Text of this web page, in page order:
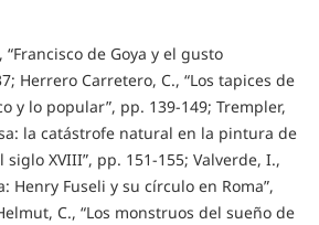
“Francisco de Goya y el gusto
Herrero Carretero, C., “Los tapices de
y lo popular”, pp. 139-149; Trempler,
la catástrofe natural en la pintura de
XVIII”, pp. 151-155; Valverde, I.,
Henry Fuseli y su círculo en Roma”,
C., “Los monstruos del sueño de